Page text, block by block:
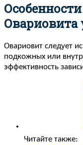
Овариовита
Овариовит следует
подкожных или
эффективность
Читайте также: